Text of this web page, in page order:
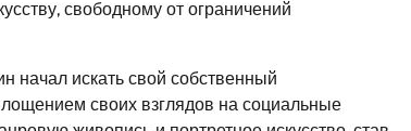
свободному от ограничений
начал искать свой собственный
своих взглядов на социальные